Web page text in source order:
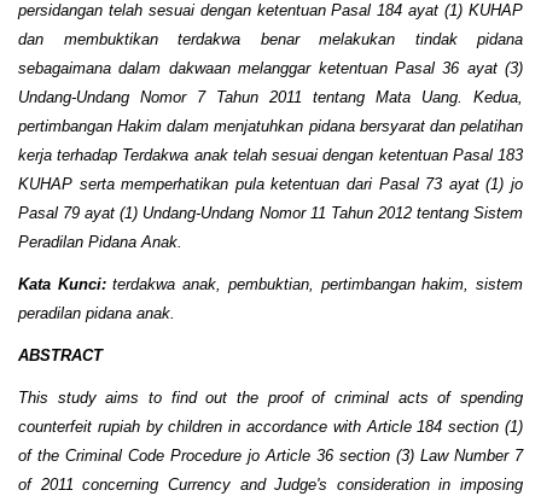
persidangan telah sesuai dengan ketentuan Pasal 184 ayat (1) KUHAP
dan membuktikan terdakwa benar melakukan tindak pidana
sebagaimana dalam dakwaan melanggar ketentuan Pasal 36 ayat (3)
Undang-Undang Nomor 7 Tahun 2011 tentang Mata Uang. Kedua,
pertimbangan Hakim dalam menjatuhkan pidana bersyarat dan pelatihan
kerja terhadap Terdakwa anak telah sesuai dengan ketentuan Pasal 183
KUHAP serta memperhatikan pula ketentuan dari Pasal 73 ayat (1) jo
Pasal 79 ayat (1) Undang-Undang Nomor 11 Tahun 2012 tentang Sistem
Peradilan Pidana Anak.
Kata Kunci:terdakwa anak, pembuktian, pertimbangan hakim, sistem
peradilan pidana anak.
ABSTRACT
This study aims to find out the proof of criminal acts of spending
counterfeit rupiah by children in accordance with Article 184 section (1)
of the Criminal Code Procedure jo Article 36 section (3) Law Number 7
of 2011 concerning Currency and Judge's consideration in imposing